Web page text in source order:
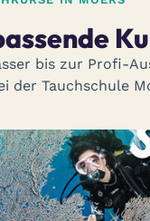
bis zur Profi-
der Tauchschule